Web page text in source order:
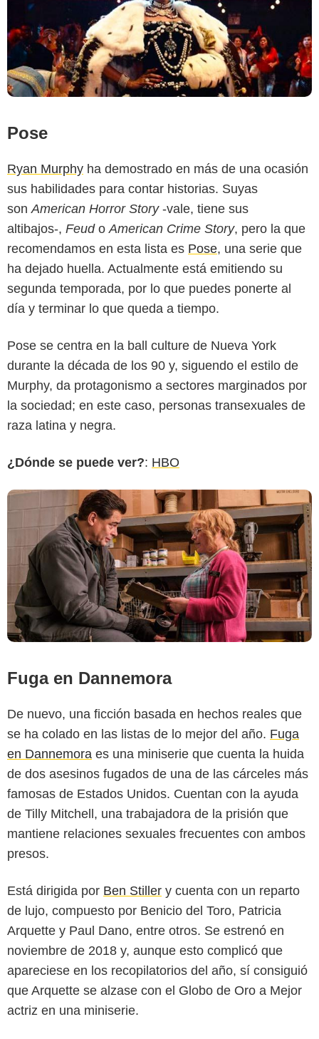
Pose
Ryan Murphy ha demostrado en más de una ocasión
sus habilidades para contar historias. Suyas
son American Horror Story-vale, tiene sus
altibajos-, Feud o American Crime Story, pero la que
recomendamos en esta lista es Pose, una serie que
ha dejado huella. Actualmente está emitiendo su
segunda temporada, por lo que puedes ponerte al
día y terminar lo que queda a tiempo.
Pose se centra en la ball culture de Nueva York
durante la década de los 90 y, siguendo el estilo de
Murphy, da protagonismo a sectores marginados por
la sociedad; en este caso, personas transexuales de
raza latina y negra.
¿Dónde se puede ver?: HBO
Showtime
Fuga en Dannemora
De nuevo, una ficción basada en hechos reales que
se ha colado en las listas de lo mejor del año. Fuga
en Dannemora es una miniserie que cuenta la huida
de dos asesinos fugados de una de las cárceles más
famosas de Estados Unidos. Cuentan con la ayuda
de Tilly Mitchell, una trabajadora de la prisión que
mantiene relaciones sexuales frecuentes con ambos
presos.
Está dirigida por Ben Stiller y cuenta con un reparto
de lujo, compuesto por Benicio del Toro, Patricia
Arquette y Paul Dano, entre otros. Se estrenó en
noviembre de 2018 y, aunque esto complicó que
apareciese en los recopilatorios del año, sí consiguió
que Arquette se alzase con el Globo de Oro a Mejor
actriz en una miniserie.
FX